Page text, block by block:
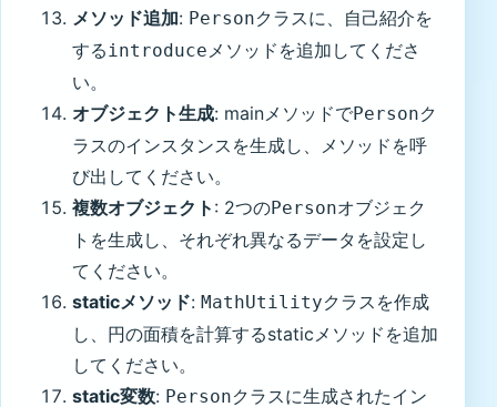
メソッド追加: Personクラスに、自己紹介を
するintroduceメソッドを追加してくださ
い。
オブジェクト生成: mainメソッドでPersonク
ラスのインスタンスを生成し、メソッドを呼
び出してください。
複数オブジェクト : 2つのPersonオブジェク
トを生成し、それぞれ異なるデータを設定し
てください。
staticメソッド: MathUtilityクラスを作成
し、円の面積を計算するstaticメソッドを追加
してください。
static変数: Personクラスに生成されたイン